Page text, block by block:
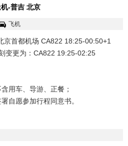
-普吉 北京
飞机
京首都机场 CA822 18:25-00:50+1
变更为：CA822 19:25-02:25
用车、导游、正餐；
自愿参加行程同意书。